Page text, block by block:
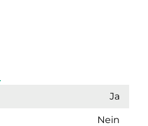
Ja
Nein